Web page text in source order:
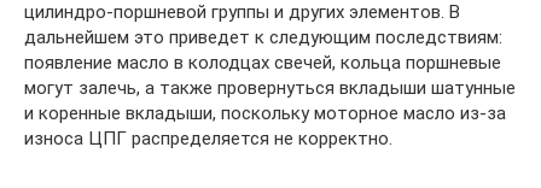
цилиндро-поршневой группы и других элементов. В
дальнейшем это приведет к следующим последствиям:
появление масло в колодцах свечей, кольца поршневые
могут залечь, а также провернуться вкладыши шатунные
и коренные вкладыши, поскольку моторное масло из-за
износа ЦПГ распределяется не корректно.